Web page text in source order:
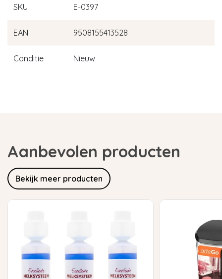
SKU E-0397
EAN 9508155413528
Conditie Nieuw
Aanbevolen producten
Bekijk meer producten